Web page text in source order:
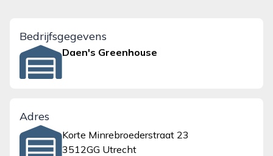
Bedrijfsgegevens
Daen's Greenhouse
Adres
Korte Minrebroederstraat 23
3512GG Utrecht